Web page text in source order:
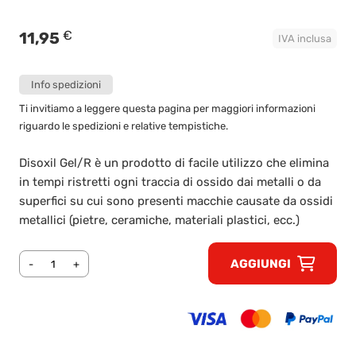
11,95 € IVA inclusa
Info spedizioni
Ti invitiamo a leggere questa pagina per maggiori informazioni
riguardo le spedizioni e relative tempistiche.
Disoxil Gel/R è un prodotto di facile utilizzo che elimina
in tempi ristretti ogni traccia di ossido dai metalli o da
superfici su cui sono presenti macchie causate da ossidi
metallici (pietre, ceramiche, materiali plastici, ecc.)
- + AGGIUNGI